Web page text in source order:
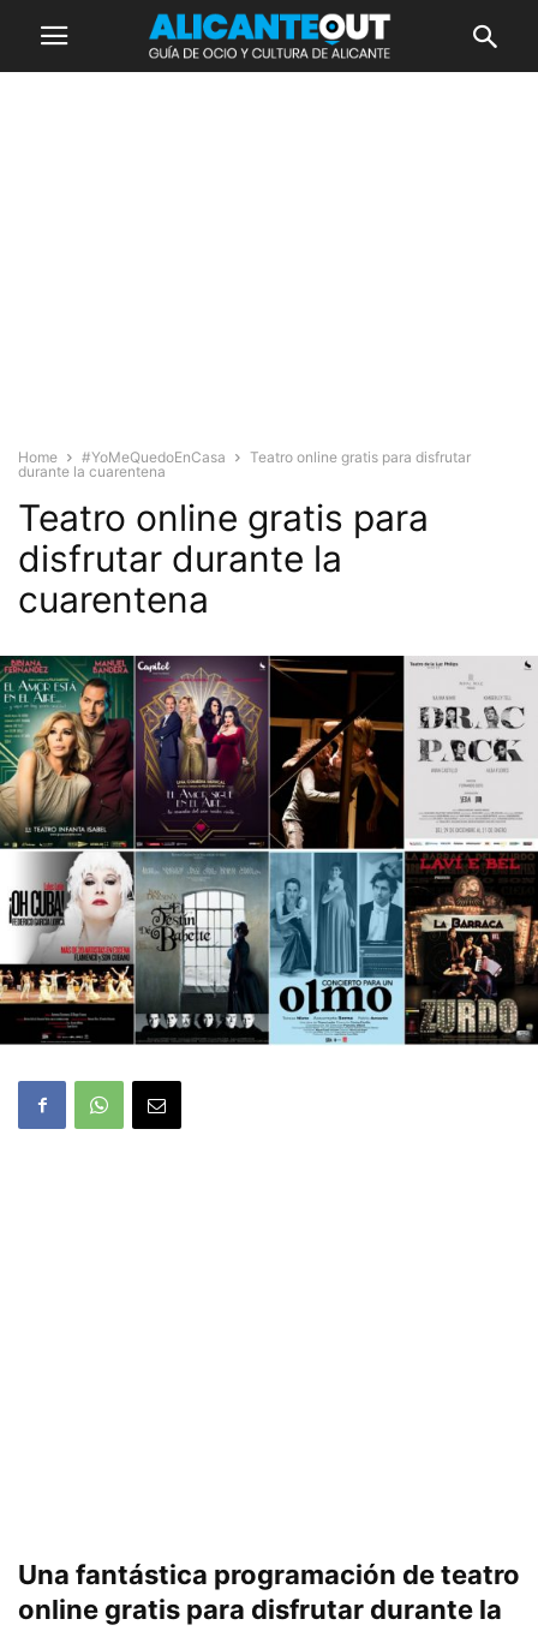
Home #YoMeQuedoEnCasa
Teatro online gratis para disfrutar
durante la cuarentena
Teatro online gratis para
disfrutar durante la
cuarentena
Una fantástica programación de teatro
online gratis para disfrutar durante la